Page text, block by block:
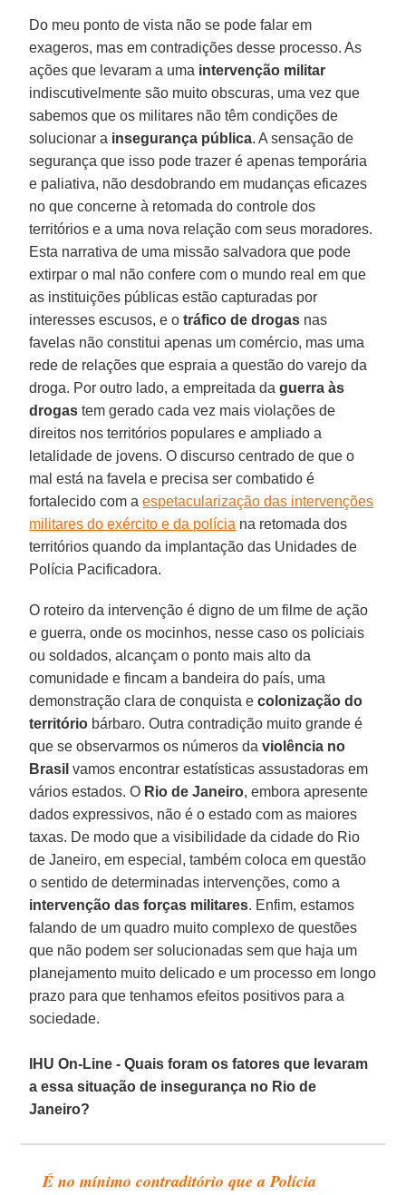
Do meu ponto de vista não se pode falar em
exageros, mas em contradições desse processo. As
ações que levaram a uma intervenção militar
indiscutivelmente são muito obscuras, uma vez que
sabemos que os militares não têm condições de
solucionar a insegurança pública. A sensação de
segurança que isso pode trazer é apenas temporária
e paliativa, não desdobrando em mudanças eficazes
no que concerne à retomada do controle dos
territórios e a uma nova relação com seus moradores.
Esta narrativa de uma missão salvadora que pode
extirpar o mal não confere com o mundo real em que
as instituições públicas estão capturadas por
interesses escusos, e o tráfico de drogas nas
favelas não constitui apenas um comércio, mas uma
rede de relações que espraia a questão do varejo da
droga. Por outro lado, a empreitada daguerra às
drogas tem gerado cada vez mais violações de
direitos nos territórios populares e ampliado a
letalidade de jovens. O discurso centrado de que o
mal está na favela e precisa ser combatido é
fortalecido com aespetacularização das intervenções
militares do exército e da polícia na retomada dos
territórios quando da implantação das Unidades de
Polícia Pacificadora.
O roteiro da intervenção é digno de um filme de ação
e guerra, onde os mocinhos, nesse caso os policiais
ou soldados, alcançam o ponto mais alto da
comunidade e fincam a bandeira do país, uma
demonstração clara de conquista ecolonização do
território bárbaro. Outra contradição muito grande é
que se observarmos os números daviolência no
Brasil vamos encontrar estatísticas assustadoras em
vários estados. O Rio de Janeiro, embora apresente
dados expressivos, não é o estado com as maiores
taxas. De modo que a visibilidade da cidade do Rio
de Janeiro, em especial, também coloca em questão
o sentido de determinadas intervenções, como a
intervenção das forças militares. Enfim, estamos
falando de um quadro muito complexo de questões
que não podem ser solucionadas sem que haja um
planejamento muito delicado e um processo em longo
prazo para que tenhamos efeitos positivos para a
sociedade.
IHU On-Line - Quais foram os fatores que levaram
a essa situação de insegurança no Rio de
Janeiro?
É no mínimo contraditório que a Polícia